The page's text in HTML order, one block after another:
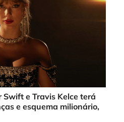
Swift e Travis Kelce terá
e esquema milionário,